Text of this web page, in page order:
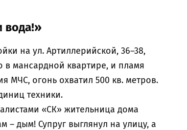
вода!»
на ул. Артиллерийской, 36–38,
в мансардной квартире, и пламя
МЧС, огонь охватил 500 кв. метров.
техники.
«СК» жительница дома
– дым! Супруг выглянул на улицу, а